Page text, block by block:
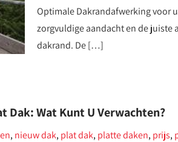
Optimale Dakrandafwerking voor
zorgvuldige aandacht en de juiste
dakrand. De […]
Dak: Wat Kunt U Verwachten?
, nieuw dak, plat dak, platte daken, prijs,